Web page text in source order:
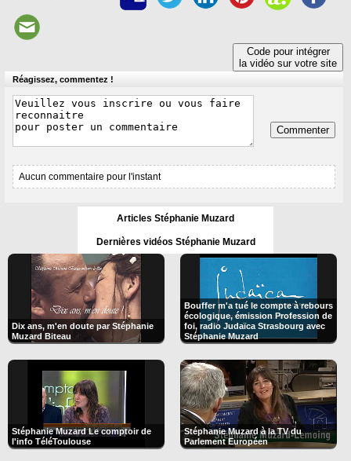
Code pour intégrer
la vidéo sur votre site
Réagissez, commentez !
Commenter
Aucun commentaire pour l'instant
Articles Stéphanie Muzard
Dernières vidéos Stéphanie Muzard
Dix ans, m'en doute par Stéphanie
Muzard Biteau
Bouffer m'a tué le compte à rebours
écologique, émission Profession de
foi, radio Judaïca Strasbourg avec
Stéphanie Muzard
Stéphanie Muzard Le comptoir de
l'info TéléToulouse
Stéphanie Muzard à la TV du
Parlement Européen